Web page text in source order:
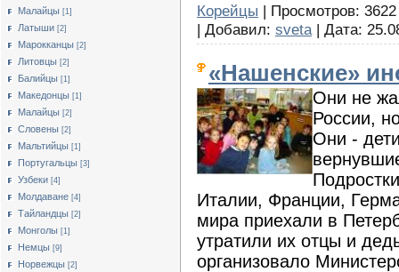
Малайцы [1]
Латыши [2]
Марокканцы [2]
Литовцы [2]
Балийцы [1]
Македонцы [1]
Малайцы [2]
Словены [2]
Мальтийцы [1]
Португальцы [3]
Узбеки [4]
Молдаване [4]
Тайландцы [2]
Монголы [1]
Немцы [9]
Норвежцы [2]
Корейцы | Просмотров:
| Добавил: sveta | Дата:
«Нашенские»
Они не
России,
Они -
Италии, Франции,
мира приехали в
утратили их отцы и
организовало